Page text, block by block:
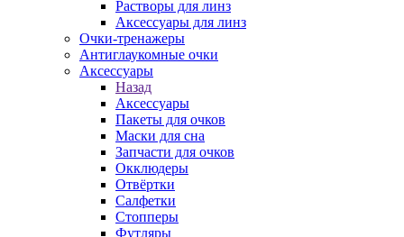
Растворы для линз
Аксессуары для линз
Очки-тренажеры
Антиглаукомные очки
Аксессуары
Назад
Аксессуары
Пакеты для очков
Маски для сна
Запчасти для очков
Окклюдеры
Отвёртки
Салфетки
Стопперы
Футляры